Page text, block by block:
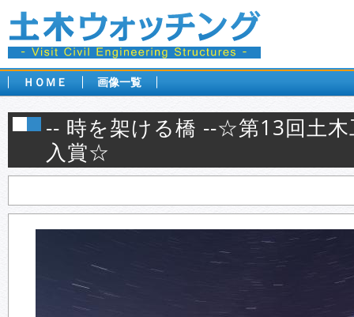
ＨＯＭＥ 画像一覧
-- 時を架ける橋 --☆第13回土
入賞☆